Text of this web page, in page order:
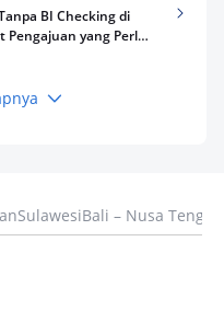
BI Checking di
Pengajuan yang Perlu
Peraturan
SulawesiBali – Nusa